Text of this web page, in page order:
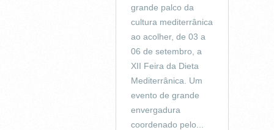
grande palco da
cultura mediterrânica
ao acolher, de 03 a
06 de setembro, a
XII Feira da Dieta
Mediterrânica. Um
evento de grande
envergadura
coordenado pelo...